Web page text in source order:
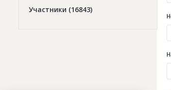
Участники (16843)